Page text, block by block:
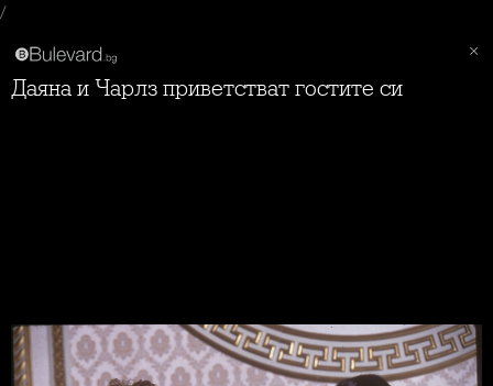
/
Даяна и Чарлз приветстват гостите си